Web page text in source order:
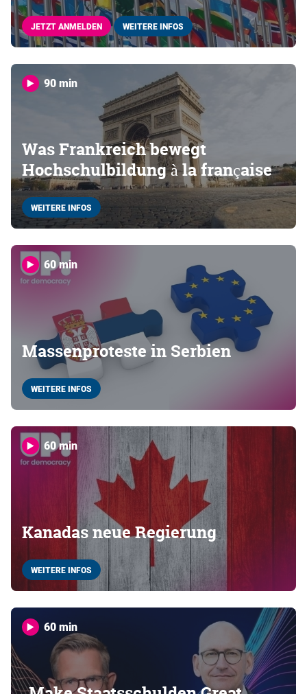
JETZT ANMELDEN WEITERE INFOS
90 min
Was Frankreich bewegt
Hochschulbildung à la française
WEITERE INFOS
60 min
Massenproteste in Serbien
WEITERE INFOS
60 min
Kanadas neue Regierung
WEITERE INFOS
60 min